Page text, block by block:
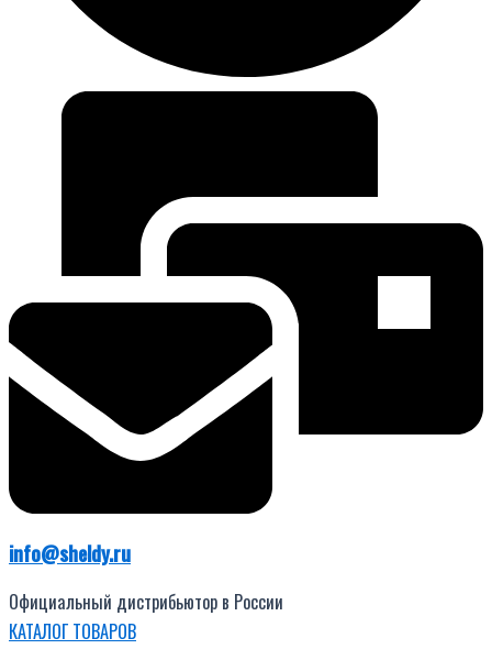
info@sheldy.ru
Официальный дистрибьютор в России
КАТАЛОГ ТОВАРОВ